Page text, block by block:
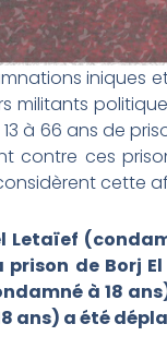
iniques
militants
à 66 ans de
contre ces
cette
Letaïef
de Borj
à 18
ans) a été